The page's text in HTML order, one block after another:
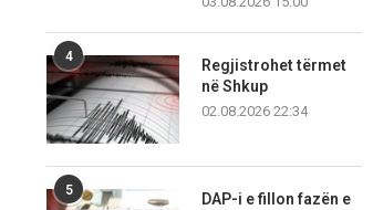
4
Regjistrohet tërmet
në Shkup
02.08.2026 22:34
5
DAP-i e fillon fazën e